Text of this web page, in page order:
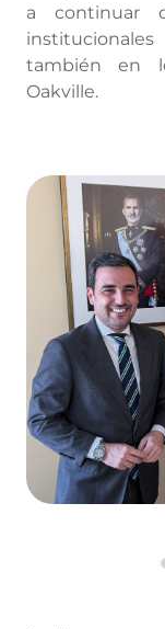
a continuar
también en
Oakville.